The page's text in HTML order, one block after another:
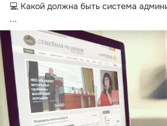
💻 Какой должна быть система
...